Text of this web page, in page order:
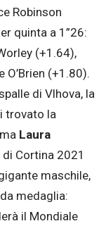
Robinson
quinta a 1”26:
(+1.64),
(+1.80).
di Vlhova, la
trovato la
Laura
Cortina 2021
maschile,
medaglia:
il Mondiale